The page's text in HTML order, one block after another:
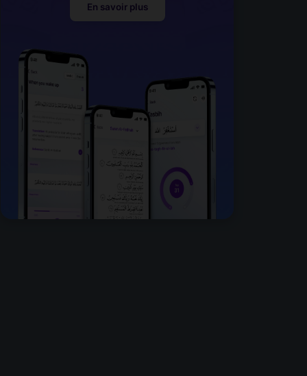
En savoir plus